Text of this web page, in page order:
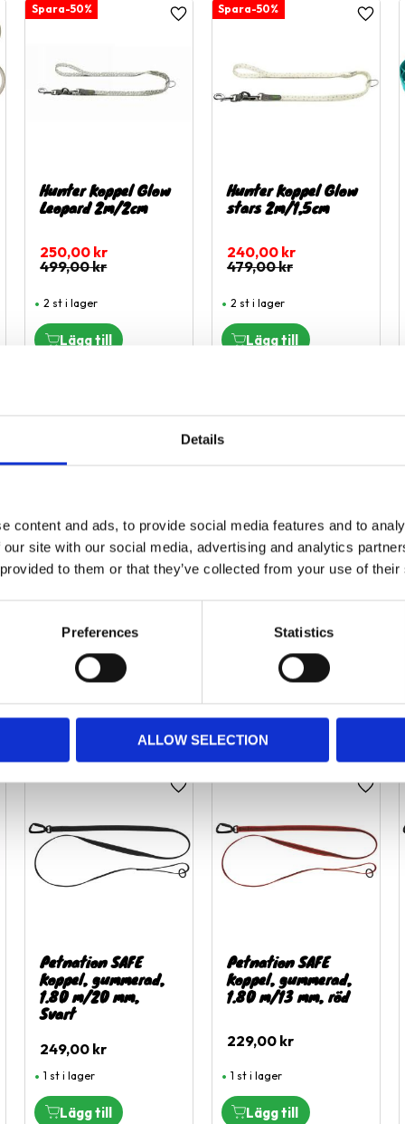
Details
content and ads, to provide social media features and to
site with our social media, advertising and analytics
to them or that they’ve collected from your use of
Preferences Statistics
ALLOW SELECTION
till i favoriter
Hunter Koppel Glow
Leopard 2m/2cm
250,00 kr
499,00kr
50%
Lägg till i favoriter
2 st i lager
Hunter Koppel Glow
stars 2m/1,5cm
240,00kr
479,00kr
50%
Lägg
2 st i lager
Move Leash
209,40kr
349,00kr
Move Leash
227,40kr
kr
Petnation SAFE
Koppel, gummerad,
1.80 m/20 mm,
Svart
249,00 kr
Lägg till i favoriter
1 st i lager
Petnation SAFE
Koppel, gummerad,
1.80 m/13 mm, röd
229,00kr
Lägg
1 st i lager